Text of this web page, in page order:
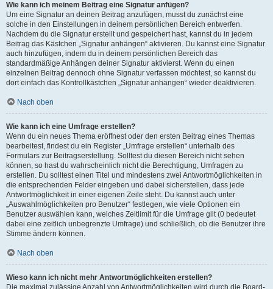
Wie kann ich meinem Beitrag eine Signatur anfügen?
Um eine Signatur an deinen Beitrag anzufügen, musst du zunächst eine
solche in den Einstellungen in deinem persönlichen Bereich entwerfen.
Nachdem du die Signatur erstellt und gespeichert hast, kannst du in jedem
Beitrag das Kästchen „Signatur anhängen“ aktivieren. Du kannst eine Signatur
auch hinzufügen, indem du in deinem persönlichen Bereich das
standardmäßige Anhängen deiner Signatur aktivierst. Wenn du einen
einzelnen Beitrag dennoch ohne Signatur verfassen möchtest, so kannst du
dort einfach das Kontrollkästchen „Signatur anhängen“ wieder deaktivieren.
Nach oben
Wie kann ich eine Umfrage erstellen?
Wenn du ein neues Thema eröffnest oder den ersten Beitrag eines Themas
bearbeitest, findest du ein Register „Umfrage erstellen“ unterhalb des
Formulars zur Beitragserstellung. Solltest du diesen Bereich nicht sehen
können, so hast du wahrscheinlich nicht die Berechtigung, Umfragen zu
erstellen. Du solltest einen Titel und mindestens zwei Antwortmöglichkeiten in
die entsprechenden Felder eingeben und dabei sicherstellen, dass jede
Antwortmöglichkeit in einer eigenen Zeile steht. Du kannst auch unter
„Auswahlmöglichkeiten pro Benutzer“ festlegen, wie viele Optionen ein
Benutzer auswählen kann, welches Zeitlimit für die Umfrage gilt (0 bedeutet
dabei eine zeitlich unbegrenzte Umfrage) und schließlich, ob die Benutzer ihre
Stimme ändern können.
Nach oben
Wieso kann ich nicht mehr Antwortmöglichkeiten erstellen?
Die maximal zulässige Anzahl von Antwortmöglichkeiten wird durch die Board-